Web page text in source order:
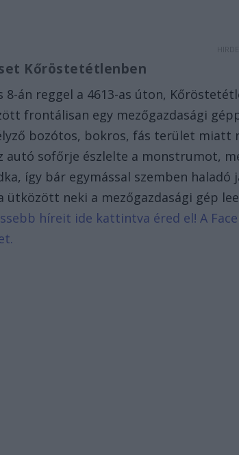
Kőröstetétlenben
8-án reggel a 4613-as úton,
frontálisan egy mezőgazdasági
bozótos, bokros, fás terület miatt
autó sofőrje észlelte a monstrumot,
így bár egymással szemben
ütközött neki a mezőgazdasági gép
híreit ide kattintva éred el! A